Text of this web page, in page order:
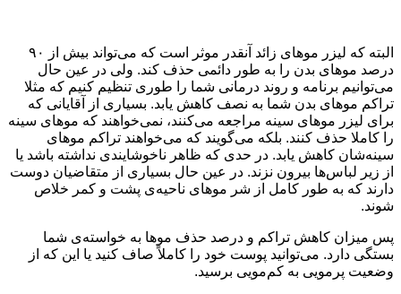
البته که لیزر موهای زائد آنقدر موثر است که می‌تواند بیش از ۹۰
درصد موهای بدن را به طور دائمی حذف کند. ولی در عین حال
می‌توانیم برنامه و روند درمانی شما را طوری تنظیم کنیم که مثلا
تراکم موهای بدن شما به نصف کاهش یابد. بسیاری از آقایانی که
برای لیزر موهای سینه مراجعه می‌کنند، نمی‌خواهند که موهای سینه
را کاملا حذف کنند. بلکه می‌گویند که می‌خواهند تراکم موهای
سینه‌شان کاهش یابد. در حدی که ظاهر ناخوشایندی نداشته باشد یا
از زیر لباس‌ها بیرون نزند. در عین حال بسیاری از متقاضیان دوست
دارند که به طور کامل از شر موهای ناحیه‌ی پشت و کمر خلاص
شوند.
پس میزان کاهش تراکم و درصد حذف موها به خواسته‌ی شما
بستگی دارد. می‌توانید پوست خود را کاملاً صاف کنید یا این که از
وضعیت پرمویی به کم‌مویی برسید.